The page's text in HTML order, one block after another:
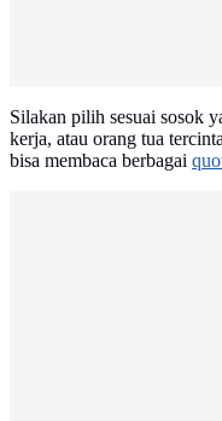
Silakan pilih sesuai sosok
kerja, atau orang tua
bisa membaca berbagai